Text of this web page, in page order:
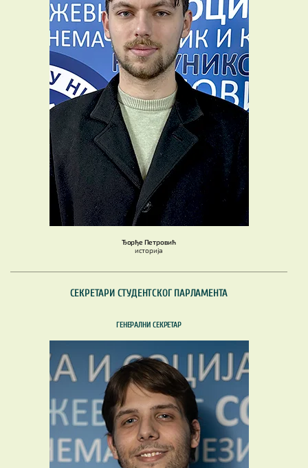
Ђорђе Петровић
историја
СЕКРЕТАРИ СТУДЕНТСКОГ ПАРЛАМЕНТА
ГЕНЕРАЛНИ СЕКРЕТАР